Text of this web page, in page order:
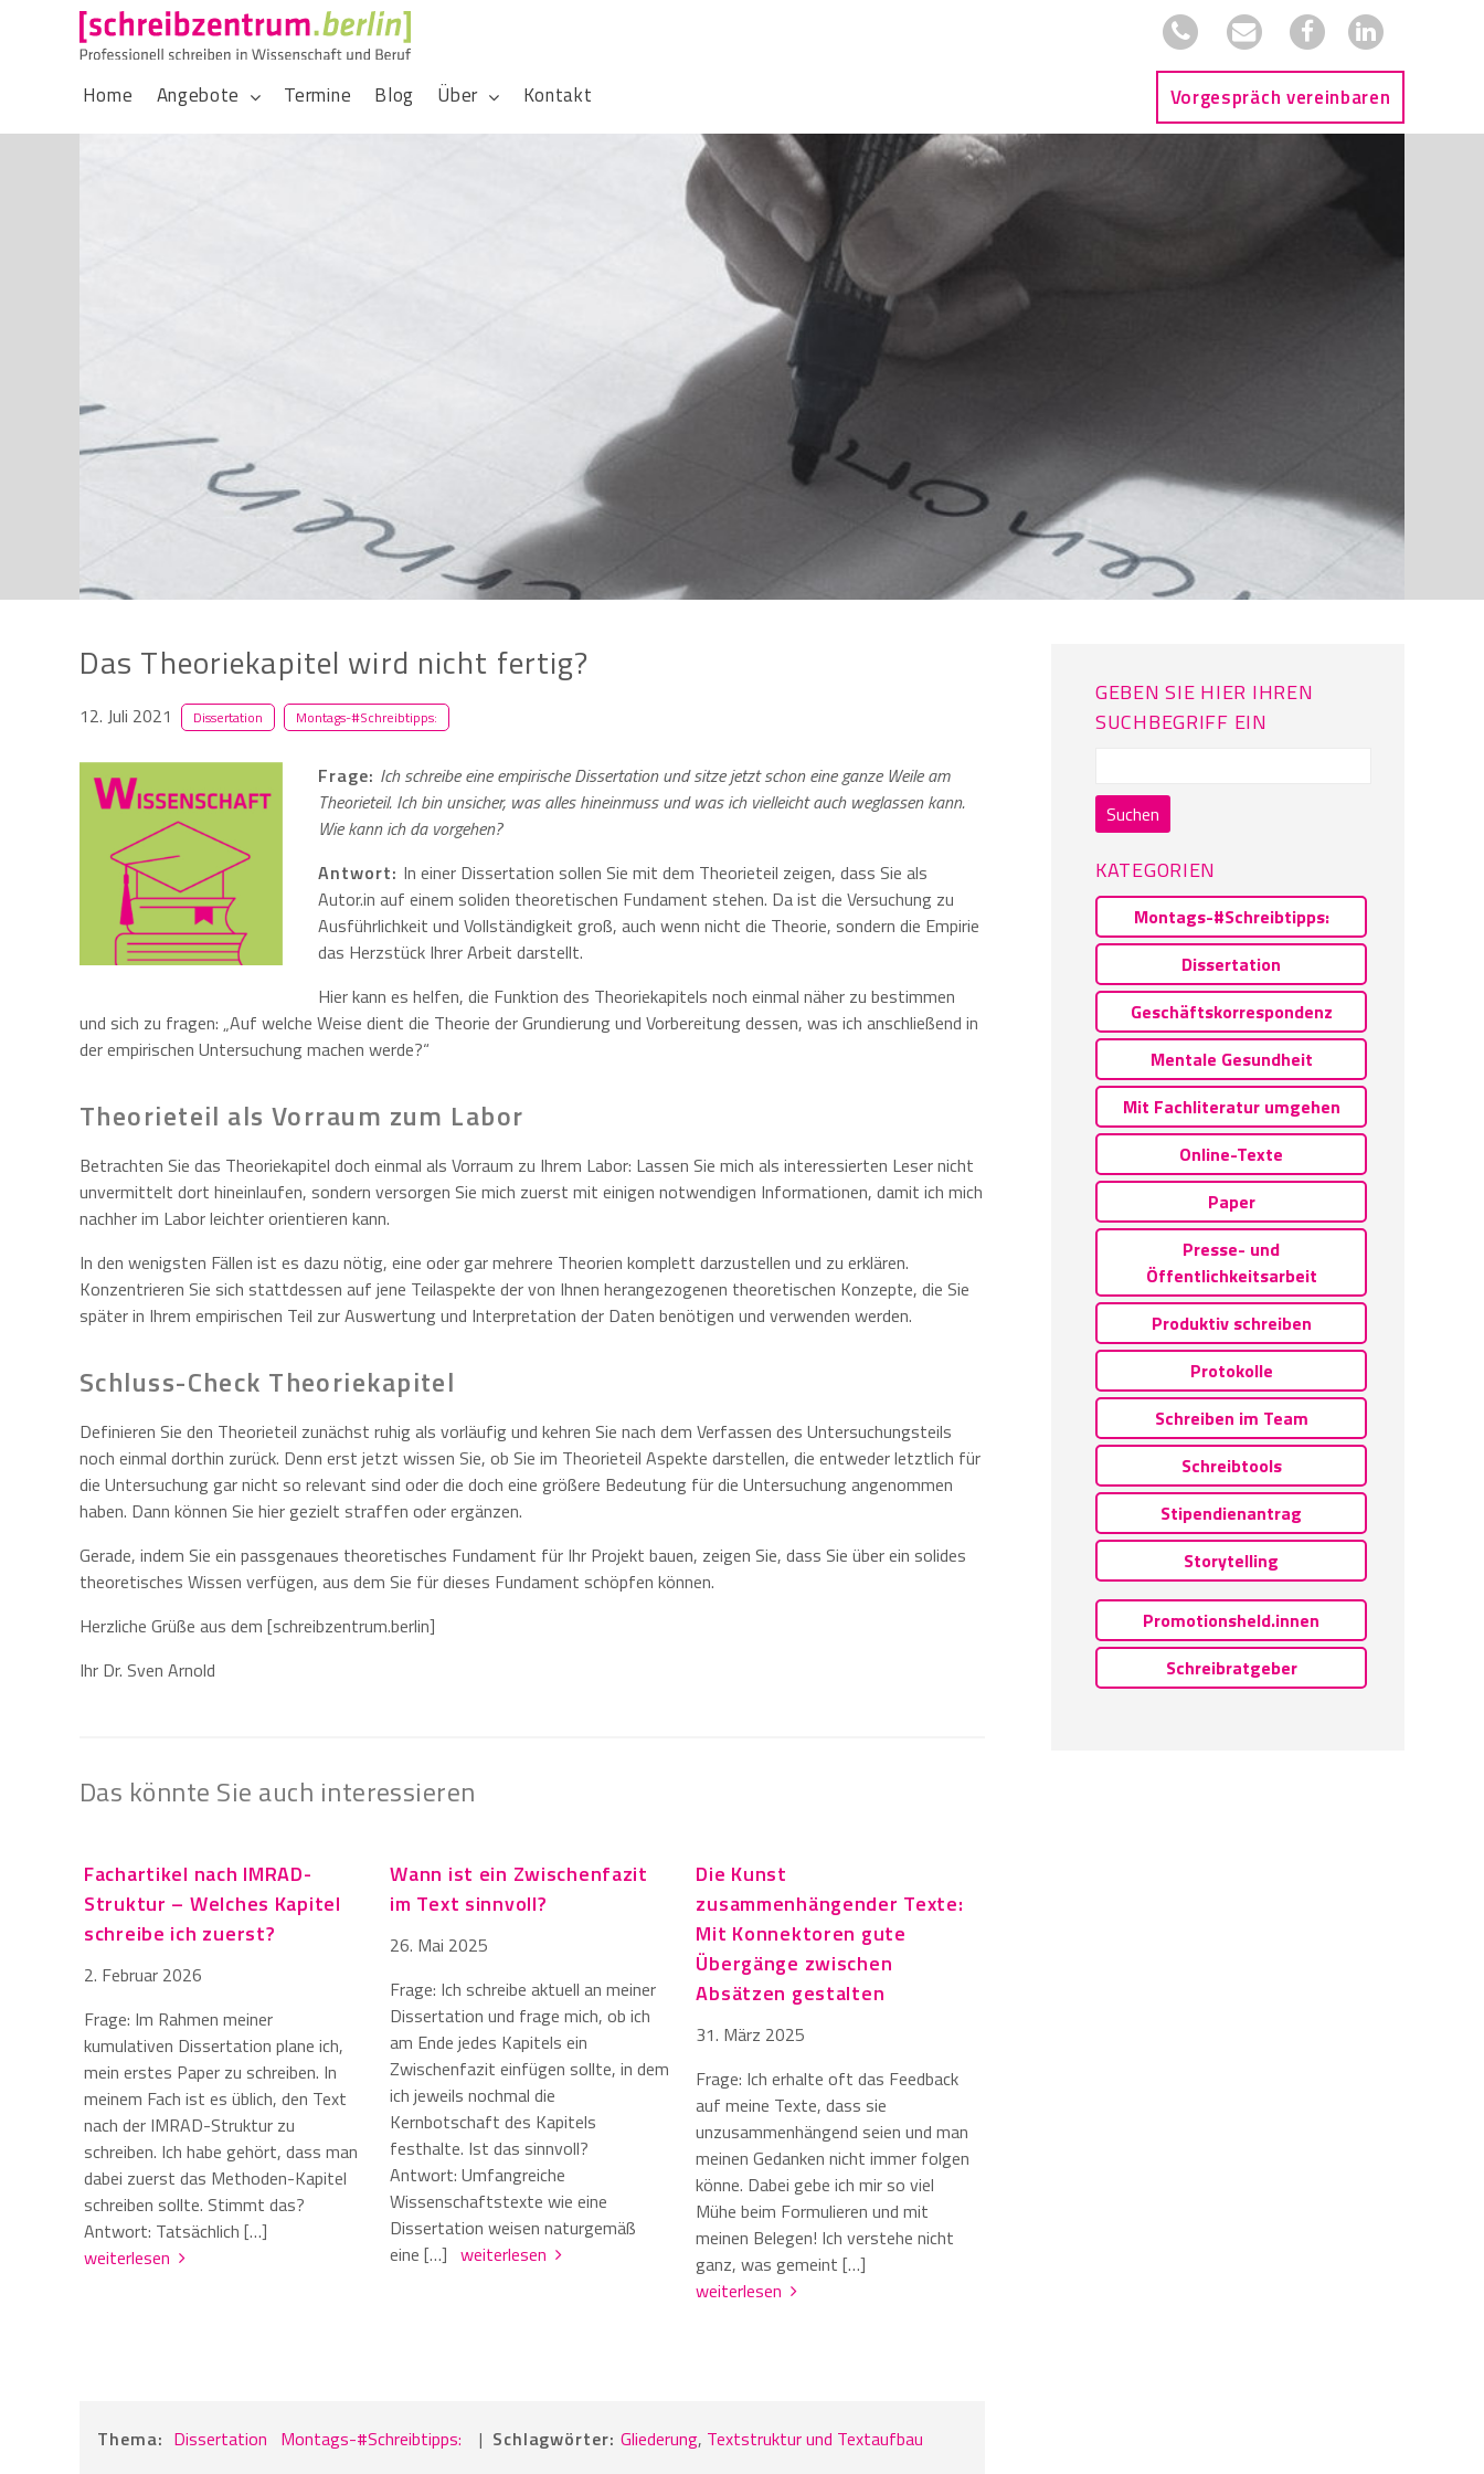
Home Angebote Termine Blog Über Kontakt Vorgespräch vereinbaren
Das Theoriekapitel wird nicht fertig?
12. Juli 2021 Dissertation Montags-#Schreibtipps:
Frage: Ich schreibe eine empirische Dissertation und sitze jetzt schon eine ganze Weile am
Theorieteil. Ich bin unsicher, was alles hineinmuss und was ich vielleicht auch weglassen kann.
Wie kann ich da vorgehen?
Antwort: In einer Dissertation sollen Sie mit dem Theorieteil zeigen, dass Sie als
Autor.in auf einem soliden theoretischen Fundament stehen. Da ist die Versuchung zu
Ausführlichkeit und Vollständigkeit groß, auch wenn nicht die Theorie, sondern die Empirie
das Herzstück Ihrer Arbeit darstellt.
Hier kann es helfen, die Funktion des Theoriekapitels noch einmal näher zu bestimmen
und sich zu fragen: „Auf welche Weise dient die Theorie der Grundierung und Vorbereitung dessen, was ich anschließend in
der empirischen Untersuchung machen werde?“
Theorieteil als Vorraum zum Labor
Betrachten Sie das Theoriekapitel doch einmal als Vorraum zu Ihrem Labor: Lassen Sie mich als interessierten Leser nicht
unvermittelt dort hineinlaufen, sondern versorgen Sie mich zuerst mit einigen notwendigen Informationen, damit ich mich
nachher im Labor leichter orientieren kann.
In den wenigsten Fällen ist es dazu nötig, eine oder gar mehrere Theorien komplett darzustellen und zu erklären.
Konzentrieren Sie sich stattdessen auf jene Teilaspekte der von Ihnen herangezogenen theoretischen Konzepte, die Sie
später in Ihrem empirischen Teil zur Auswertung und Interpretation der Daten benötigen und verwenden werden.
Schluss-Check Theoriekapitel
Definieren Sie den Theorieteil zunächst ruhig als vorläufig und kehren Sie nach dem Verfassen des Untersuchungsteils
noch einmal dorthin zurück. Denn erst jetzt wissen Sie, ob Sie im Theorieteil Aspekte darstellen, die entweder letztlich für
die Untersuchung gar nicht so relevant sind oder die doch eine größere Bedeutung für die Untersuchung angenommen
haben. Dann können Sie hier gezielt straffen oder ergänzen.
Gerade, indem Sie ein passgenaues theoretisches Fundament für Ihr Projekt bauen, zeigen Sie, dass Sie über ein solides
theoretisches Wissen verfügen, aus dem Sie für dieses Fundament schöpfen können.
Herzliche Grüße aus dem [schreibzentrum.berlin]
Ihr Dr. Sven Arnold
Das könnte Sie auch interessieren
Fachartikel nach IMRAD-
Struktur – Welches Kapitel
schreibe ich zuerst?
2. Februar 2026
Frage: Im Rahmen meiner
kumulativen Dissertation plane ich,
mein erstes Paper zu schreiben. In
meinem Fach ist es üblich, den Text
nach der IMRAD-Struktur zu
schreiben. Ich habe gehört, dass man
dabei zuerst das Methoden-Kapitel
schreiben sollte. Stimmt das?
Antwort: Tatsächlich […]
weiterlesen
Wann ist ein Zwischenfazit
im Text sinnvoll?
26. Mai 2025
Frage: Ich schreibe aktuell an meiner
Dissertation und frage mich, ob ich
am Ende jedes Kapitels ein
Zwischenfazit einfügen sollte, in dem
ich jeweils nochmal die
Kernbotschaft des Kapitels
festhalte. Ist das sinnvoll?
Antwort: Umfangreiche
Wissenschaftstexte wie eine
Dissertation weisen naturgemäß
eine […]weiterlesen
Die Kunst
zusammenhängender Texte:
Mit Konnektoren gute
Übergänge zwischen
Absätzen gestalten
31. März 2025
Frage: Ich erhalte oft das Feedback
auf meine Texte, dass sie
unzusammenhängend seien und man
meinen Gedanken nicht immer folgen
könne. Dabei gebe ich mir so viel
Mühe beim Formulieren und mit
meinen Belegen! Ich verstehe nicht
ganz, was gemeint […]
weiterlesen
Thema: Dissertation Montags-#Schreibtipps: | Schlagwörter:Gliederung, Textstruktur und Textaufbau
GEBEN SIE HIER IHREN
SUCHBEGRIFF EIN
KATEGORIEN
Montags-#Schreibtipps:
Dissertation
Geschäftskorrespondenz
Mentale Gesundheit
Mit Fachliteratur umgehen
Online-Texte
Paper
Presse- und
Öffentlichkeitsarbeit
Produktiv schreiben
Protokolle
Schreiben im Team
Schreibtools
Stipendienantrag
Storytelling
Promotionsheld.innen
Schreibratgeber